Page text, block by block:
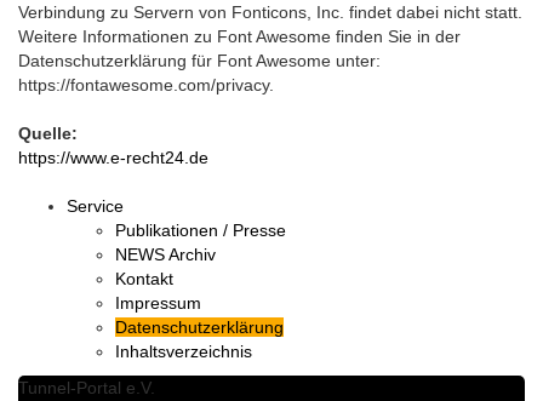
Verbindung zu Servern von Fonticons, Inc. findet dabei nicht statt.
Weitere Informationen zu Font Awesome finden Sie in der
Datenschutzerklärung für Font Awesome unter:
https://fontawesome.com/privacy.
Quelle:
https://www.e-recht24.de
Service
Publikationen / Presse
NEWS Archiv
Kontakt
Impressum
Datenschutzerklärung
Inhaltsverzeichnis
Tunnel-Portal e.V.